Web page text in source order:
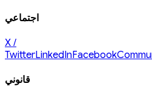
اجتماعي
X /
TwitterLinkedInFacebook
قانوني